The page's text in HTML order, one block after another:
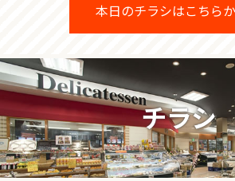
本日のチラシはこちら
チラシ